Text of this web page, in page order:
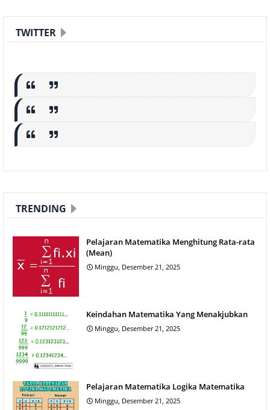
TWITTER
TRENDING
Pelajaran Matematika Menghitung Rata-rata
(Mean)
Minggu, Desember 21, 2025
Keindahan Matematika Yang Menakjubkan
Minggu, Desember 21, 2025
Pelajaran Matematika Logika Matematika
Minggu, Desember 21, 2025